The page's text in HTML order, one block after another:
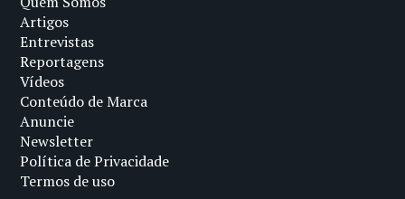
Artigos
Entrevistas
Reportagens
Vídeos
Conteúdo de Marca
Anuncie
Newsletter
Política de Privacidade
Termos de uso